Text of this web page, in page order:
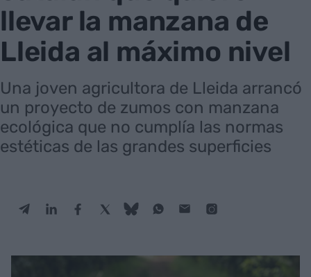
llevar la manzana de
Lleida al máximo nivel
Una joven agricultora de Lleida arrancó
un proyecto de zumos con manzana
ecológica que no cumplía las normas
estéticas de las grandes superficies